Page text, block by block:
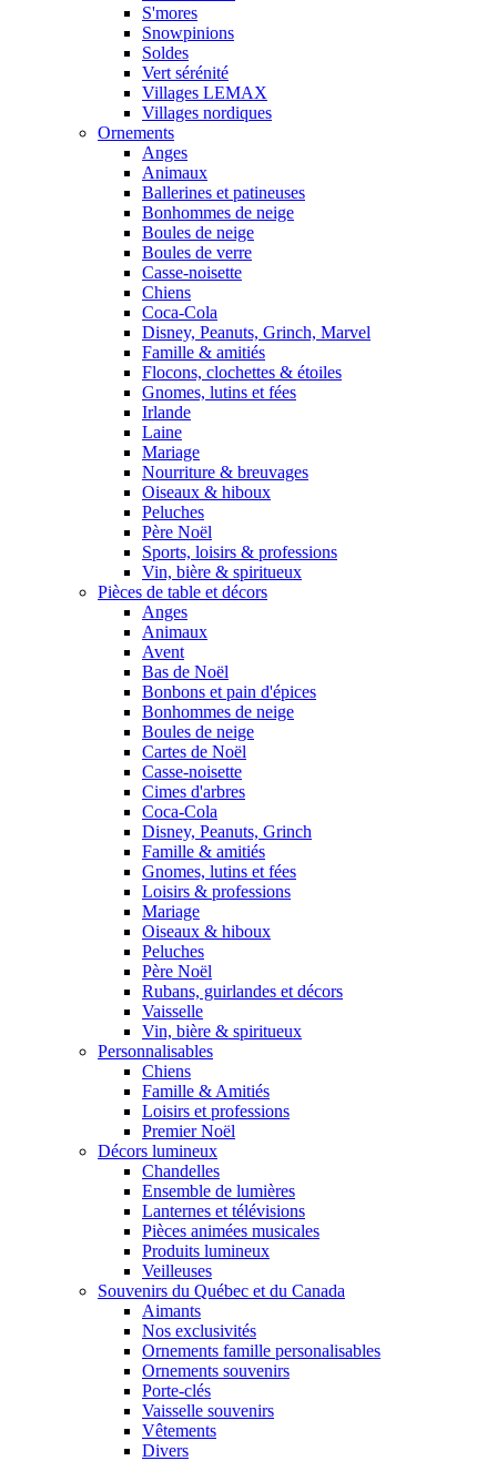
S'mores
Snowpinions
Soldes
Vert sérénité
Villages LEMAX
Villages nordiques
Ornements
Anges
Animaux
Ballerines et patineuses
Bonhommes de neige
Boules de neige
Boules de verre
Casse-noisette
Chiens
Coca-Cola
Disney, Peanuts, Grinch, Marvel
Famille & amitiés
Flocons, clochettes & étoiles
Gnomes, lutins et fées
Irlande
Laine
Mariage
Nourriture & breuvages
Oiseaux & hiboux
Peluches
Père Noël
Sports, loisirs & professions
Vin, bière & spiritueux
Pièces de table et décors
Anges
Animaux
Avent
Bas de Noël
Bonbons et pain d'épices
Bonhommes de neige
Boules de neige
Cartes de Noël
Casse-noisette
Cimes d'arbres
Coca-Cola
Disney, Peanuts, Grinch
Famille & amitiés
Gnomes, lutins et fées
Loisirs & professions
Mariage
Oiseaux & hiboux
Peluches
Père Noël
Rubans, guirlandes et décors
Vaisselle
Vin, bière & spiritueux
Personnalisables
Chiens
Famille & Amitiés
Loisirs et professions
Premier Noël
Décors lumineux
Chandelles
Ensemble de lumières
Lanternes et télévisions
Pièces animées musicales
Produits lumineux
Veilleuses
Souvenirs du Québec et du Canada
Aimants
Nos exclusivités
Ornements famille personalisables
Ornements souvenirs
Porte-clés
Vaisselle souvenirs
Vêtements
Divers